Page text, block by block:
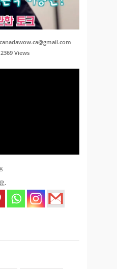
canadawow.ca@gmail.com
2369 Views
.